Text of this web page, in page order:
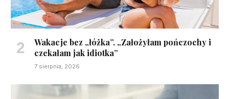
Wakacje bez „łóżka”. „Założyłam pończochy i
czekałam jak idiotka”
7 sierpnia, 2026